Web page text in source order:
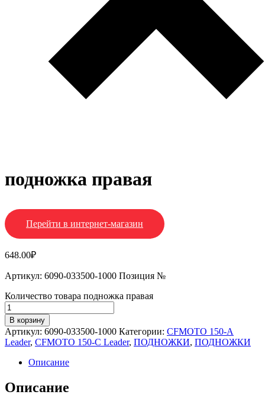
подножка правая
Перейти в интернет-магазин
648.00₽
Артикул: 6090-033500-1000 Позиция №
Количество товара подножка правая
В корзину
Артикул: 6090-033500-1000 Категории: CFMOTO 150-A
Leader, CFMOTO 150-C Leader, ПОДНОЖКИ, ПОДНОЖКИ
Описание
Описание